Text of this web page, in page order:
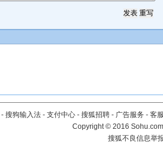
- 搜狗输入法 - 支付中心 - 搜狐招聘 - 广告服务 - 客
Copyright©2016
搜狐不良信息举